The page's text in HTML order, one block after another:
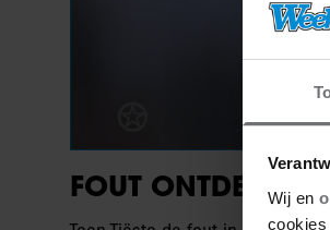
Wij en
cookies
FOUT ONTDEKT